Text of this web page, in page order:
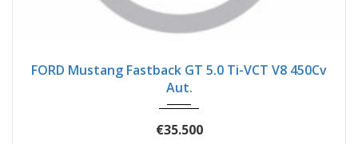
FORD Mustang Fastback GT 5.0 Ti-VCT V8 450Cv
Aut.
€35.500